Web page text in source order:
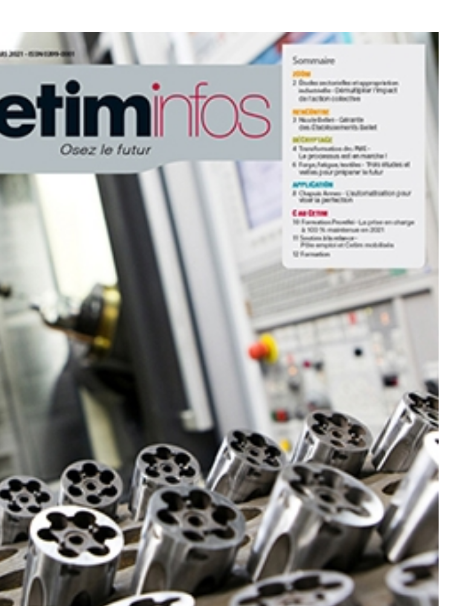
Rapports - Publications
Vidéo de présentation
Historique
Charte développement durable
Égalité Femmes/Hommes